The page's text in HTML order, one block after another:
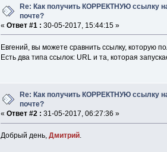
DialogResult =
}
{
MessageBox.
return;
Re: Как получить КОРРЕКТНУЮ ссылку
почте?
«Ответ #1 : 30-05-2017, 15:44:15 »
Евгений, вы можете сравнить ссылку, которую
Есть два типа ссылок: URL и та, которая
Re: Как получить КОРРЕКТНУЮ ссылку
почте?
«Ответ #2 : 31-05-2017, 06:27:36 »
Добрый день,Дмитрий.